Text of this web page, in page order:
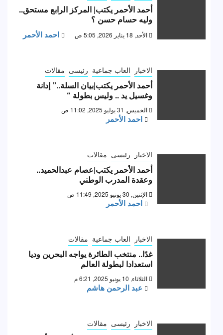
أحمد الأحمر يكتب| المركز الرابع مستحق..
وليه حسام حسن ؟
الأحد, 18 يناير 2026, 5:05 ص احمد الأحمر
الاخبار العاب جماعية رئيسى مقالات
أحمد الأحمر يكتب|بيان السلة..” إدانة
وغسيل يد .. وليس بطولة “
الخميس, 31 يوليو 2025, 11:02 ص
احمد الأحمر
الاخبار رئيسى مقالات
أحمد الأحمر يكتب|عصام عبدالحميد..
وعقدة المدرب الوطني
الإثنين, 30 يونيو 2025, 11:49 ص
احمد الأحمر
الاخبار العاب جماعية مقالات
غدًا.. منتخب الطائرة يواجه البحرين وديا
استعدادا لبطولة العالم
الثلاثاء, 10 يونيو 2025, 6:21 م
عبد الرحمن هاشم
الاخبار رئيسى مقالات